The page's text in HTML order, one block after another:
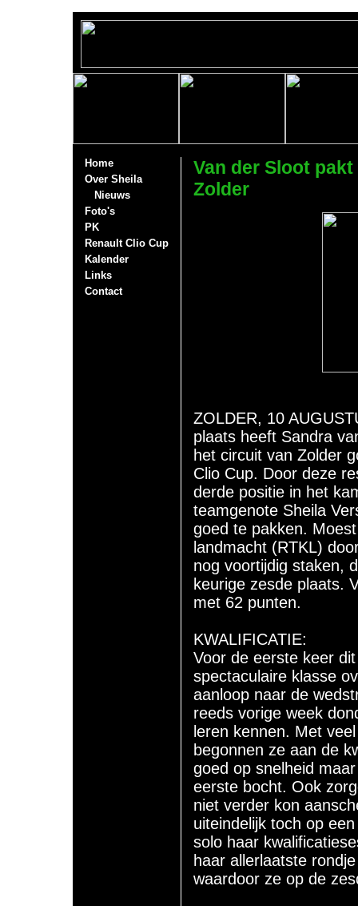
Home
Over Sheila
Nieuws
Foto's
PK
Renault Clio Cup
Kalender
Links
Contact
Van der Sloot
Zolder
ZOLDER, 10
plaats heeft Sandra
het circuit van Zolder
Clio Cup. Door deze
derde positie in het
teamgenote Sheila
goed te pakken.
landmacht (RTKL)
nog voortijdig staken,
keurige zesde plaats.
met 62 punten.
KWALIFICATIE:
Voor de eerste keer
spectaculaire klasse
aanloop naar de
reeds vorige week
leren kennen. Met
begonnen ze aan de
goed op snelheid
eerste bocht. Ook
niet verder kon
uiteindelijk toch op
solo haar
haar allerlaatste
waardoor ze op de